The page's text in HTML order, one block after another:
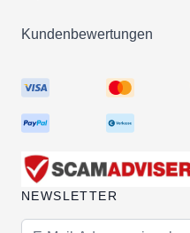
Kundenbewertungen
NEWSLETTER
E-